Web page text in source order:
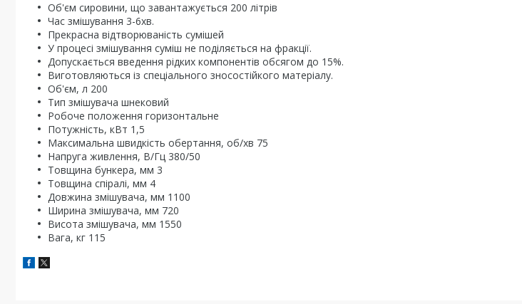
Об'єм сировини, що завантажується 200 літрів
Час змішування 3-6хв.
Прекрасна відтворюваність сумішей
У процесі змішування суміш не поділяється на фракції.
Допускається введення рідких компонентів обсягом до 15%.
Виготовляються із спеціального зносостійкого матеріалу.
Об'єм, л 200
Тип змішувача шнековий
Робоче положення горизонтальне
Потужність, кВт 1,5
Максимальна швидкість обертання, об/хв 75
Напруга живлення, В/Гц 380/50
Товщина бункера, мм 3
Товщина спіралі, мм 4
Довжина змішувача, мм 1100
Ширина змішувача, мм 720
Висота змішувача, мм 1550
Вага, кг 115